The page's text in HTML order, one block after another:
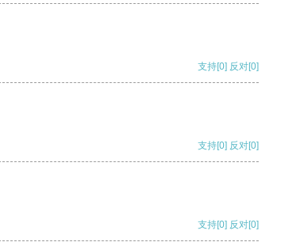
支持[0] 反对[0]
支持[0] 反对[0]
支持[0] 反对[0]